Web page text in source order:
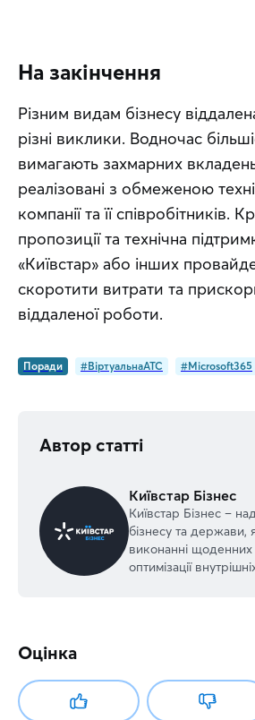
На закінчення
Різним видам бізнесу
різні виклики. Водночас
вимагають захмарних
реалізовані з обмеженою
компанії та її співробітників.
пропозиції та технічна
«Київстар» або інших
скоротити витрати та
віддаленої роботи.
Поради #ВіртуальнаATC #Microsoft365
Автор статті
Київстар Бізнес
Київстар Бізнес –
бізнесу та держави,
виконанні щоденних
оптимізації
Оцінка